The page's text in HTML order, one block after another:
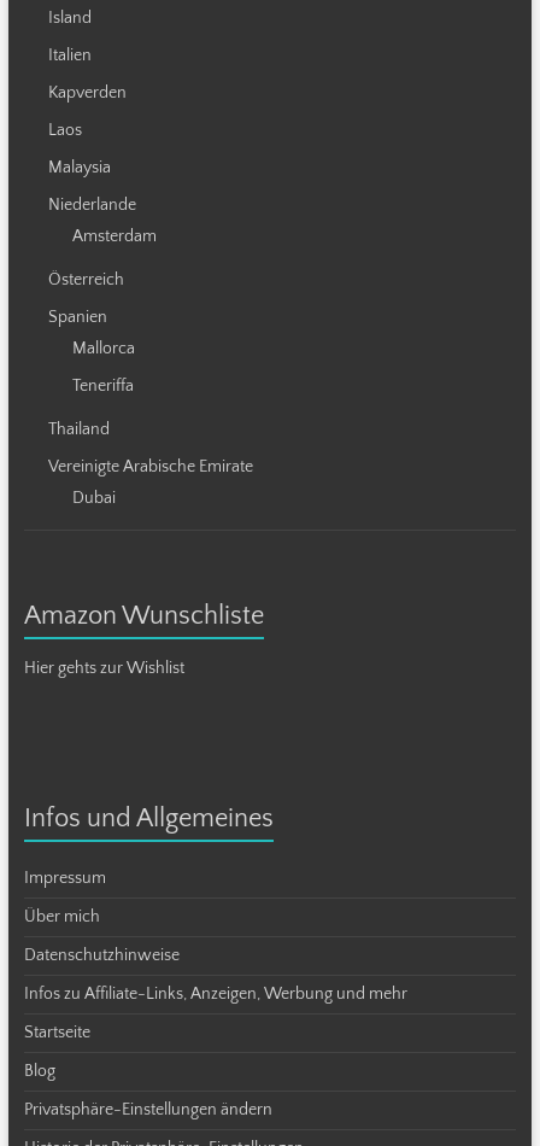
Island
Italien
Kapverden
Laos
Malaysia
Niederlande
Amsterdam
Österreich
Spanien
Mallorca
Teneriffa
Thailand
Vereinigte Arabische Emirate
Dubai
Amazon Wunschliste
Hier gehts zur Wishlist
Infos und Allgemeines
Impressum
Über mich
Datenschutzhinweise
Infos zu Affiliate-Links, Anzeigen, Werbung und mehr
Startseite
Blog
Privatsphäre-Einstellungen ändern